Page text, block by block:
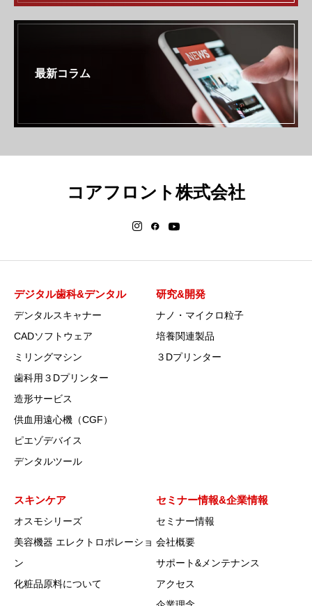
最新コラム
コアフロント株式会社
デジタル歯科&デンタル
デンタルスキャナー
CADソフトウェア
ミリングマシン
歯科用３Dプリンター
造形サービス
供血用遠心機（CGF）
ピエゾデバイス
デンタルツール
研究&開発
ナノ・マイクロ粒子
培養関連製品
３Dプリンター
スキンケア
オスモシリーズ
美容機器 エレクトロポレーショ
ン
化粧品原料について
セミナー情報&企業情報
セミナー情報
会社概要
サポート&メンテナンス
アクセス